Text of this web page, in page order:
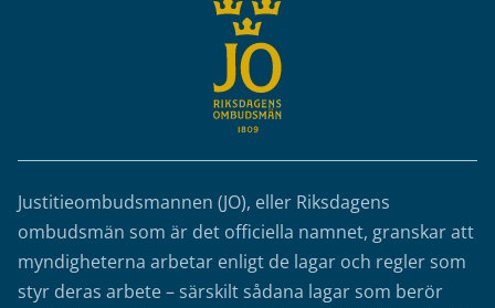
Justitieombudsmannen (JO), eller Riksdagens
ombudsmän som är det officiella namnet, granskar att
myndigheterna arbetar enligt de lagar och regler som
styr deras arbete – särskilt sådana lagar som berör